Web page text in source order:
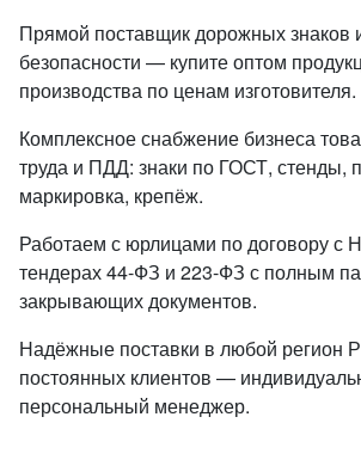
Прямой поставщик дорожных знаков
безопасности — купите оптом
производства по ценам изготовителя.
Комплексное снабжение бизнеса
труда и ПДД: знаки по ГОСТ, стенды,
маркировка, крепёж.
Работаем с юрлицами по договору с
тендерах 44-ФЗ и 223-ФЗ с полным
закрывающих документов.
Надёжные поставки в любой регион
постоянных клиентов —
персональный менеджер.